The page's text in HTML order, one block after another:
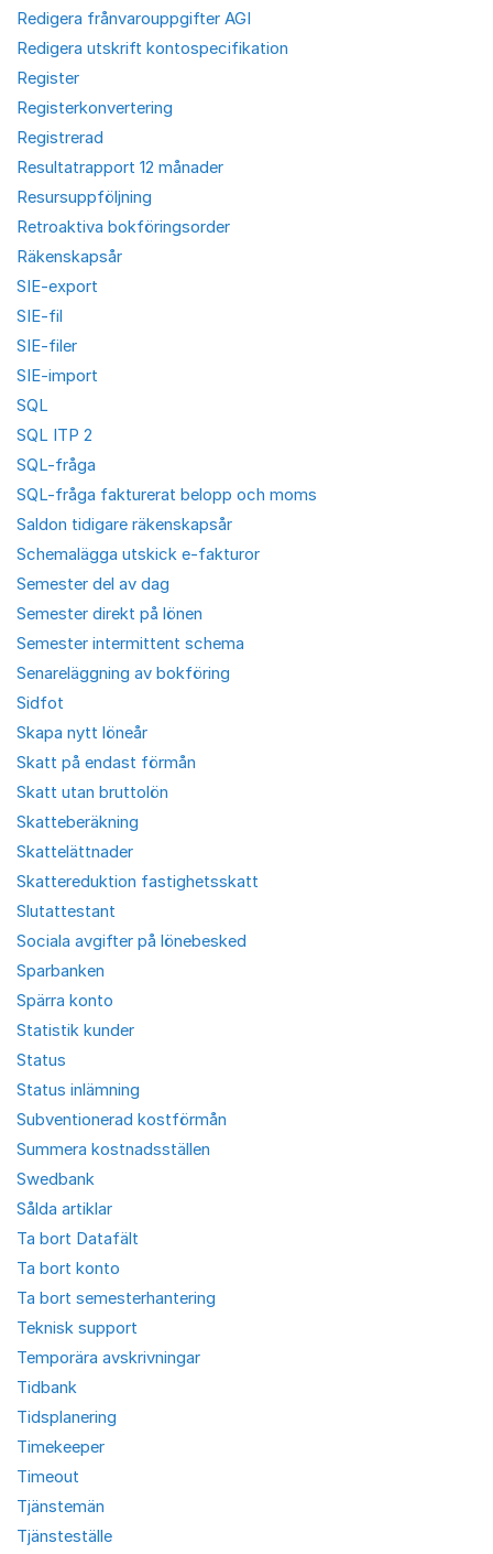
Redigera frånvarouppgifter AGI
Redigera utskrift kontospecifikation
Register
Registerkonvertering
Registrerad
Resultatrapport 12 månader
Resursuppföljning
Retroaktiva bokföringsorder
Räkenskapsår
SIE-export
SIE-fil
SIE-filer
SIE-import
SQL
SQL ITP 2
SQL-fråga
SQL-fråga fakturerat belopp och moms
Saldon tidigare räkenskapsår
Schemalägga utskick e-fakturor
Semester del av dag
Semester direkt på lönen
Semester intermittent schema
Senareläggning av bokföring
Sidfot
Skapa nytt löneår
Skatt på endast förmån
Skatt utan bruttolön
Skatteberäkning
Skattelättnader
Skattereduktion fastighetsskatt
Slutattestant
Sociala avgifter på lönebesked
Sparbanken
Spärra konto
Statistik kunder
Status
Status inlämning
Subventionerad kostförmån
Summera kostnadsställen
Swedbank
Sålda artiklar
Ta bort Datafält
Ta bort konto
Ta bort semesterhantering
Teknisk support
Temporära avskrivningar
Tidbank
Tidsplanering
Timekeeper
Timeout
Tjänstemän
Tjänsteställe